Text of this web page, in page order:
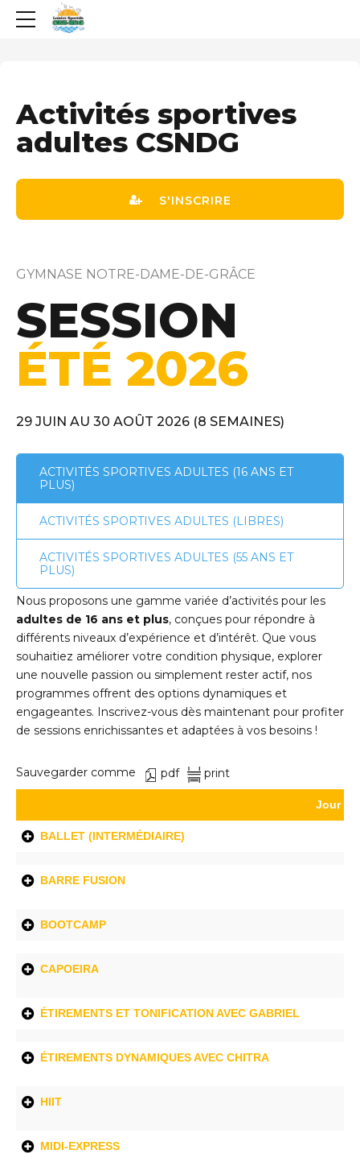
Activités sportives
adultes CSNDG
S'INSCRIRE
GYMNASE NOTRE-DAME-DE-GRÂCE
SESSION
ÉTÉ 2026
29 JUIN AU 30 AOÛT 2026 (8 SEMAINES)
ACTIVITÉS SPORTIVES ADULTES (16 ANS ET
PLUS)
ACTIVITÉS SPORTIVES ADULTES (LIBRES)
ACTIVITÉS SPORTIVES ADULTES (55 ANS ET
PLUS)
Nous proposons une gamme variée d’activités pour les
adultes de 16 ans et plus, conçues pour répondre à
différents niveaux d’expérience et d’intérêt. Que vous
souhaitiez améliorer votre condition physique, explorer
une nouvelle passion ou simplement rester actif, nos
programmes offrent des options dynamiques et
engageantes. Inscrivez-vous dès maintenant pour profiter
de sessions enrichissantes et adaptées à vos besoins !
Sauvegarder comme pdf print
Jour
BALLET (INTERMÉDIAIRE)
BARRE FUSION
BOOTCAMP
CAPOEIRA
ÉTIREMENTS ET TONIFICATION AVEC GABRIEL
ÉTIREMENTS DYNAMIQUES AVEC CHITRA
HIIT
MIDI-EXPRESS